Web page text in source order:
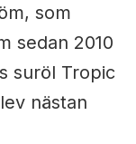
som
sedan 2010
suröl Tropic
nästan